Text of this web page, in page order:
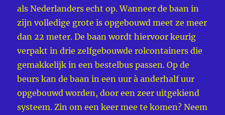
als Nederlanders echt op. Wanneer de baan in
zijn volledige grote is opgebouwd meet ze meer
dan 22 meter. De baan wordt hiervoor keurig
verpakt in drie zelfgebouwde rolcontainers die
gemakkelijk in een bestelbus passen. Op de
beurs kan de baan in een uur à anderhalf uur
opgebouwd worden, door een zeer uitgekiend
systeem. Zin om een keer mee te komen? Neem